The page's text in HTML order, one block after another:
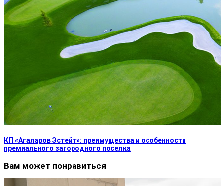
КП «Агаларов Эстейт»: преимущества и особенности
премиального загородного поселка
Вам может понравиться